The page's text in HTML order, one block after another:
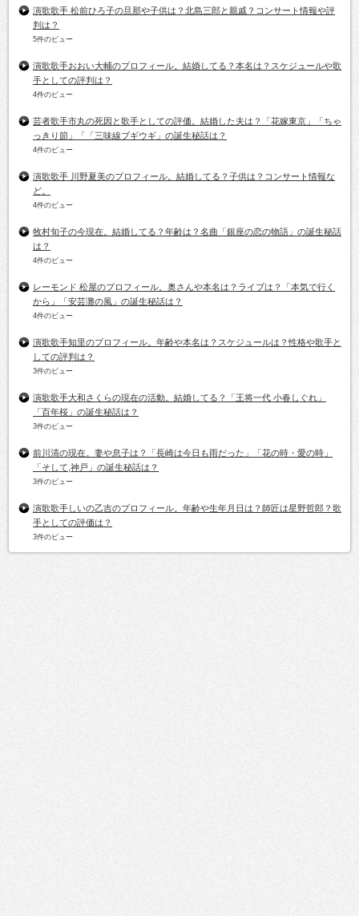
演歌歌手 松前ひろ子の旦那や子供は？北島三郎と親戚？コンサート情報や評
判は？
5件のビュー
演歌歌手おおい大輔のプロフィール。結婚してる？本名は？スケジュールや歌
手としての評判は？
4件のビュー
芸者歌手市丸の死因と歌手としての評価。結婚した夫は？「花嫁東京」「ちゃ
っきり節」「「三味線ブギウギ」の誕生秘話は？
4件のビュー
演歌歌手 川野夏美のプロフィール。結婚してる？子供は？コンサート情報な
ど。
4件のビュー
牧村旬子の今現在。結婚してる？年齢は？名曲「銀座の恋の物語」の誕生秘話
は？
4件のビュー
レーモンド 松屋のプロフィール。奥さんや本名は？ライブは？「本気で行く
から」「安芸灘の風」の誕生秘話は？
4件のビュー
演歌歌手知里のプロフィール。年齢や本名は？スケジュールは？性格や歌手と
しての評判は？
3件のビュー
演歌歌手大和さくらの現在の活動。結婚してる？「王将一代 小春しぐれ」
「百年桜」の誕生秘話は？
3件のビュー
前川清の現在。妻や息子は？「長崎は今日も雨だった」「花の時・愛の時」
「そして,神戸」の誕生秘話は？
3件のビュー
演歌歌手しいの乙吉のプロフィール。年齢や生年月日は？師匠は星野哲郎？歌
手としての評価は？
3件のビュー